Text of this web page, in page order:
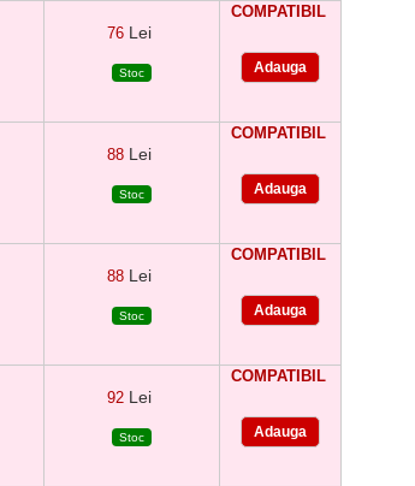
76 Lei
Stoc
COMPATIBIL
88 Lei
Stoc
COMPATIBIL
88 Lei
Stoc
COMPATIBIL
92 Lei
Stoc
COMPATIBIL